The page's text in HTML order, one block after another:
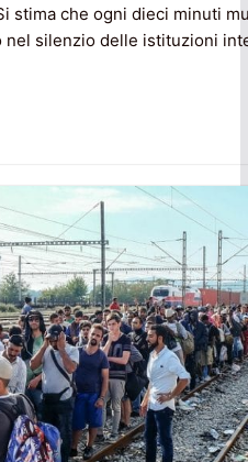
stima che ogni dieci minuti
nel silenzio delle istituzioni